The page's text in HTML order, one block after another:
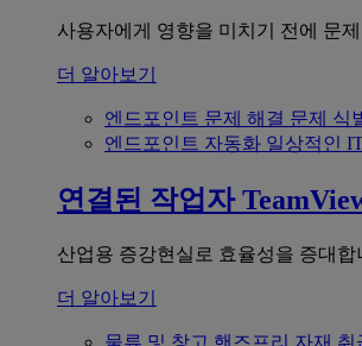
사용자에게 영향을 미치기 전에 문
더 알아보기
엔드포인트 문제 해결 문제 식
엔드포인트 자동화 일상적인
연결된 작업자
산업용 증강현실로 효율성을 증대합
더 알아보기